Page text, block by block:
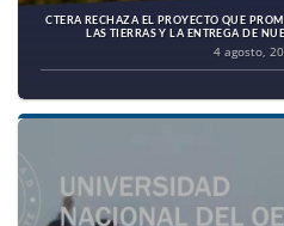
CTERA RECHAZA EL PROYECTO QUE
LAS TIERRAS Y LA ENTREGA DE
4 agosto,